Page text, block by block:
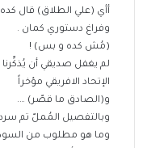
أأي (علي الطلاق) قال كده
وفراغ دستوري كمان .
(مُش كده و بس) !
لم يغفل صديقي أن
الإتحاد الافريقي مؤخراً
و(الصادق ما قصّر) ….
وبالتفصيل المُملّ تم سرد
وما هو مطلوب من